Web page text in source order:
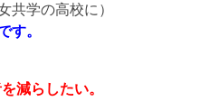
共学の高校に）
す。
減らしたい。